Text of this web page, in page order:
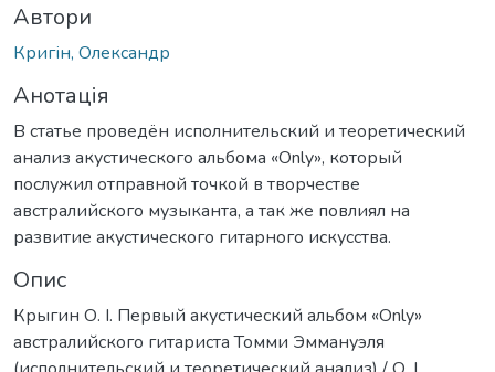
Автори
Кригін, Олександр
Анотація
В статье проведён исполнительский и теоретический
анализ акустического альбома «Only», который
послужил отправной точкой в творчестве
австралийского музыканта, а так же повлиял на
развитие акустического гитарного искусства.
Опис
Крыгин О. І. Первый акустический альбом «Only»
австралийского гитариста Томми Эммануэля